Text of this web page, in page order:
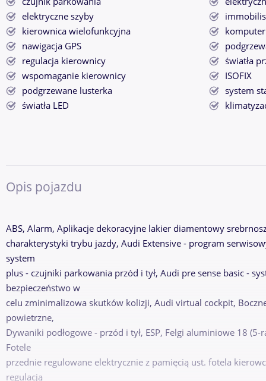
elektryczne szyby
kierownica wielofunkcyjna
komputer
nawigacja GPS
regulacja kierownicy
światła
wspomaganie kierownicy
ISOFIX
podgrzewane lusterka
system
światła LED
Opis pojazdu
ABS, Alarm, Aplikacje dekoracyjne lakier diamentowy
charakterystyki trybu jazdy, Audi Extensive - program
system
plus - czujniki parkowania przód i tył, Audi pre sense basic -
bezpieczeństwo w
celu zminimalizowa skutków kolizji, Audi virtual cockpit,
powietrzne,
Dywaniki podłogowe - przód i tył, ESP, Felgi aluminiowe 18
Fotele
przednie regulowane elektrycznie z pamięcią ust. fotela
regulacją